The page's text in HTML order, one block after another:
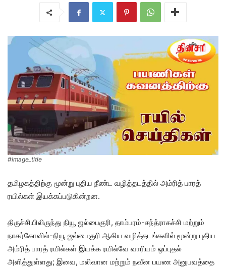
#image_title
தமிழகத்திற்கு மூன்று புதிய நீண்ட வழித்தடத்தில் அம்ரித் பாரத்
ரயில்கள் இயக்கப்படுகின்றன.
திருச்சியிலிருந்து நியூ ஜல்பைகுரி, தாம்பரம்-சந்த்ராகச்சி மற்றும்
நாகர்கோவில்-நியூ ஜல்பைகுரி ஆகிய வழித்தடங்களில் மூன்று புதிய
அம்ரித் பாரத் ரயில்கள் இயக்க ரயில்வே வாரியம் ஒப்புதல்
அளித்துள்ளது; இவை, மலிவான மற்றும் நவீன பயண அனுபவத்தை